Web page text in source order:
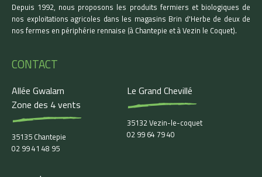
Depuis 1992, nous proposons les produits fermiers et biologiques de
nos exploitations agricoles dans les magasins Brin d'Herbe de deux de
nos fermes en périphérie rennaise (à Chantepie et à Vezin le Coquet).
CONTACT
Allée Gwalarn
Zone des 4 vents
35135 Chantepie
02 99 41 48 95
Le Grand Chevillé
35132 Vezin-le-coquet
02 99 64 79 40